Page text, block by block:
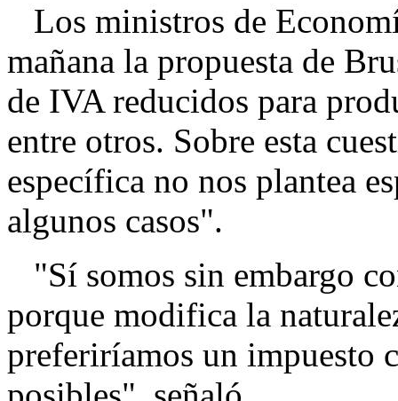
Los ministros de
mañana la propuesta de
de IVA reducidos para
entre otros. Sobre esta
específica no nos plantea
algunos casos".
"Sí somos sin embargo
porque modifica la
preferiríamos un impuesto